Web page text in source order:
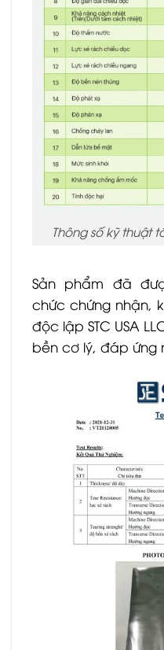
Thông số kỹ thuật
Sản phẩm đã
chức chứng nhận,
độc lập STC USA
bền cơ lý, đáp ứng